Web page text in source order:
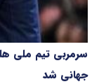
سرمربی تیم ملی
جهانی شد